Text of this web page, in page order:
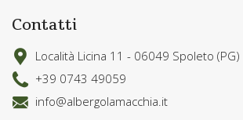
Contatti
Località Licina 11 - 06049 Spoleto (PG)
+39 0743 49059
info@albergolamacchia.it